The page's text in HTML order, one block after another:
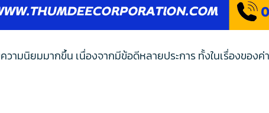
ามนิยมมากขึ้น เนื่องจากมีข้อดีหลายประการ ทั้งในเรื่องของ